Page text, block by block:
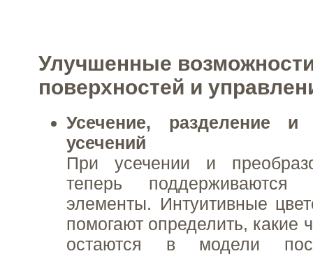
Улучшенные
поверхностей и
Усечение, разделение и
усечений
При усечении и
теперь поддерживаются
элементы. Интуитивные
помогают определить, какие
остаются в модели